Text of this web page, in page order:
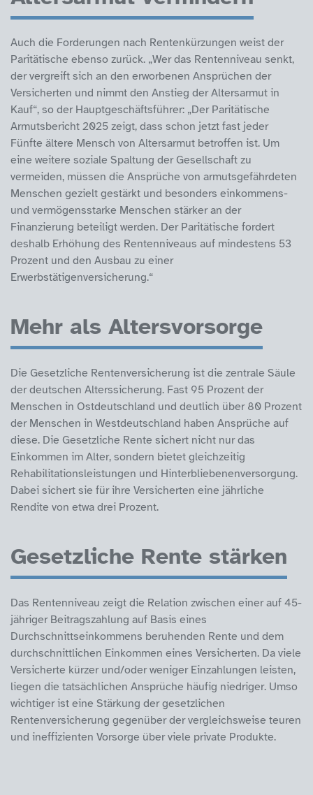
Auch die Forderungen nach Rentenkürzungen weist der
Paritätische ebenso zurück. „Wer das Rentenniveau senkt,
der vergreift sich an den erworbenen Ansprüchen der
Versicherten und nimmt den Anstieg der Altersarmut in
Kauf“, so der Hauptgeschäftsführer: „Der Paritätische
Armutsbericht 2025 zeigt, dass schon jetzt fast jeder
Fünfte ältere Mensch von Altersarmut betroffen ist. Um
eine weitere soziale Spaltung der Gesellschaft zu
vermeiden, müssen die Ansprüche von armutsgefährdeten
Menschen gezielt gestärkt und besonders einkommens-
und vermögensstarke Menschen stärker an der
Finanzierung beteiligt werden. Der Paritätische fordert
deshalb Erhöhung des Rentenniveaus auf mindestens 53
Prozent und den Ausbau zu einer
Erwerbstätigenversicherung.“
Mehr als Altersvorsorge
Die Gesetzliche Rentenversicherung ist die zentrale Säule
der deutschen Alterssicherung. Fast 95 Prozent der
Menschen in Ostdeutschland und deutlich über 80 Prozent
der Menschen in Westdeutschland haben Ansprüche auf
diese. Die Gesetzliche Rente sichert nicht nur das
Einkommen im Alter, sondern bietet gleichzeitig
Rehabilitationsleistungen und Hinterbliebenenversorgung.
Dabei sichert sie für ihre Versicherten eine jährliche
Rendite von etwa drei Prozent.
Gesetzliche Rente stärken
Das Rentenniveau zeigt die Relation zwischen einer auf 45-
jähriger Beitragszahlung auf Basis eines
Durchschnittseinkommens beruhenden Rente und dem
durchschnittlichen Einkommen eines Versicherten. Da viele
Versicherte kürzer und/oder weniger Einzahlungen leisten,
liegen die tatsächlichen Ansprüche häufig niedriger. Umso
wichtiger ist eine Stärkung der gesetzlichen
Rentenversicherung gegenüber der vergleichsweise teuren
und ineffizienten Vorsorge über viele private Produkte.